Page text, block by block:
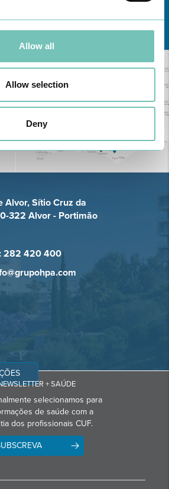
Allow all
Allow selection
Deny
as Unidades de saúde CUFaqui
Alvor, Sítio Cruz da
322 Alvor - Portimão
282 420 400
+ SAÚDE
selecionamos para
de saúde com a
dos profissionais CUF.